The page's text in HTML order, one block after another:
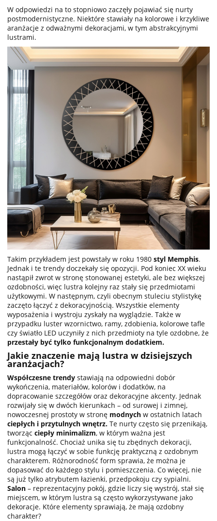
W odpowiedzi na to stopniowo zaczęły pojawiać się nurty
postmodernistyczne. Niektóre stawiały na kolorowe i krzykliwe
aranżacje z odważnymi dekoracjami, w tym abstrakcyjnymi
lustrami.
Takim przykładem jest powstały w roku 1980 styl Memphis.
Jednak i te trendy doczekały się opozycji. Pod koniec XX wieku
nastąpił zwrot w stronę stonowanej estetyki, ale bez większej
ozdobności, więc lustra kolejny raz stały się przedmiotami
użytkowymi. W następnym, czyli obecnym stuleciu stylistykę
zaczęto łączyć z dekoracyjnością. Wszystkie elementy
wyposażenia i wystroju zyskały na wyglądzie. Także w
przypadku luster wzornictwo, ramy, zdobienia, kolorowe tafle
czy światło LED uczyniły z nich przedmioty na tyle ozdobne, że
przestały być tylko funkcjonalnym dodatkiem.
Jakie znaczenie mają lustra w dzisiejszych
aranżacjach?
Współczesne trendy stawiają na odpowiedni dobór
wykończenia, materiałów, kolorów i dodatków, na
dopracowanie szczegółów oraz dekoracyjne akcenty. Jednak
rozwijały się w dwóch kierunkach – od surowej i zimnej,
nowoczesnej prostoty w stronę modnych w ostatnich latach
ciepłych i przytulnych wnętrz. Te nurty często się przenikają,
tworząc ciepły minimalizm, w którym ważna jest
funkcjonalność. Chociaż unika się tu zbędnych dekoracji,
lustra mogą łączyć w sobie funkcję praktyczną z ozdobnym
charakterem. Różnorodność form sprawia, że można je
dopasować do każdego stylu i pomieszczenia. Co więcej, nie
są już tylko atrybutem łazienki, przedpokoju czy sypialni.
Salon – reprezentacyjny pokój, gdzie liczy się wystrój, stał się
miejscem, w którym lustra są często wykorzystywane jako
dekoracje. Które elementy sprawiają, że mają ozdobny
charakter?